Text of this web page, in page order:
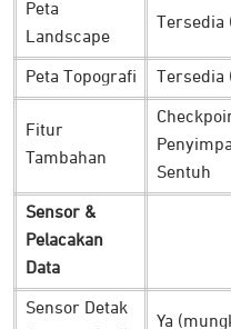
APEX 2 Pro dilengkapi
LED dan 4
Peta
Landscape
Peta Topografi
Fitur
Tambahan
Sentuh
Sensor &
Pelacakan
Data
Sensor Detak
Ya